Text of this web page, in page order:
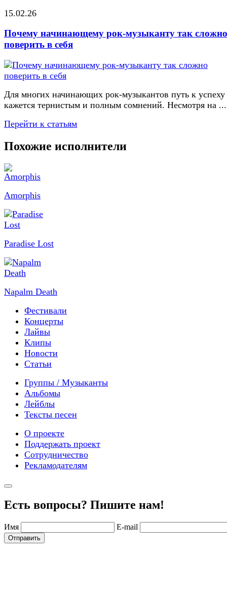
15.02.26
Почему начинающему рок-музыканту так сложно
поверить в себя
Для многих начинающих рок-музыкантов путь к успеху
кажется тернистым и полным сомнений. Несмотря на ...
Перейти к статьям
Похожие исполнители
Amorphis
Paradise Lost
Napalm Death
Фестивали
Концерты
Лайвы
Клипы
Новости
Статьи
Группы / Музыканты
Альбомы
Лейблы
Тексты песен
О проекте
Поддержать проект
Сотрудничество
Рекламодателям
Есть вопросы? Пишите нам!
Имя E-mail